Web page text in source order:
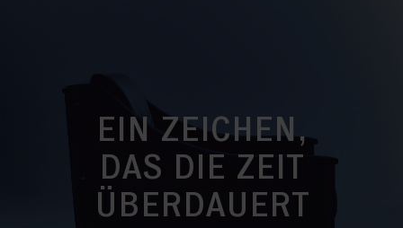
EIN ZEICHEN,
DAS DIE ZEIT
ÜBERDAUERT